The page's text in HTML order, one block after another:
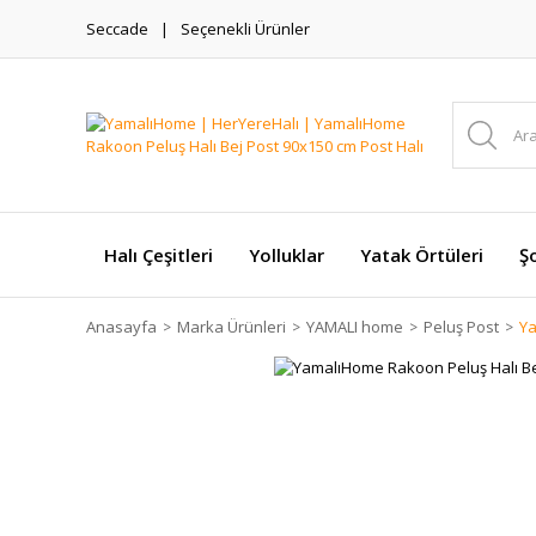
Seccade Seçenekli Ürünler
Halı Çeşitleri Yolluklar Yatak Örtüleri
Anasayfa Marka Ürünleri YAMALI home Peluş Post